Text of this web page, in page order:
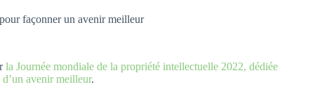
façonner un avenir meilleur
la Journée mondiale de la propriété intellectuelle 2022, dédiée
avenir meilleur.